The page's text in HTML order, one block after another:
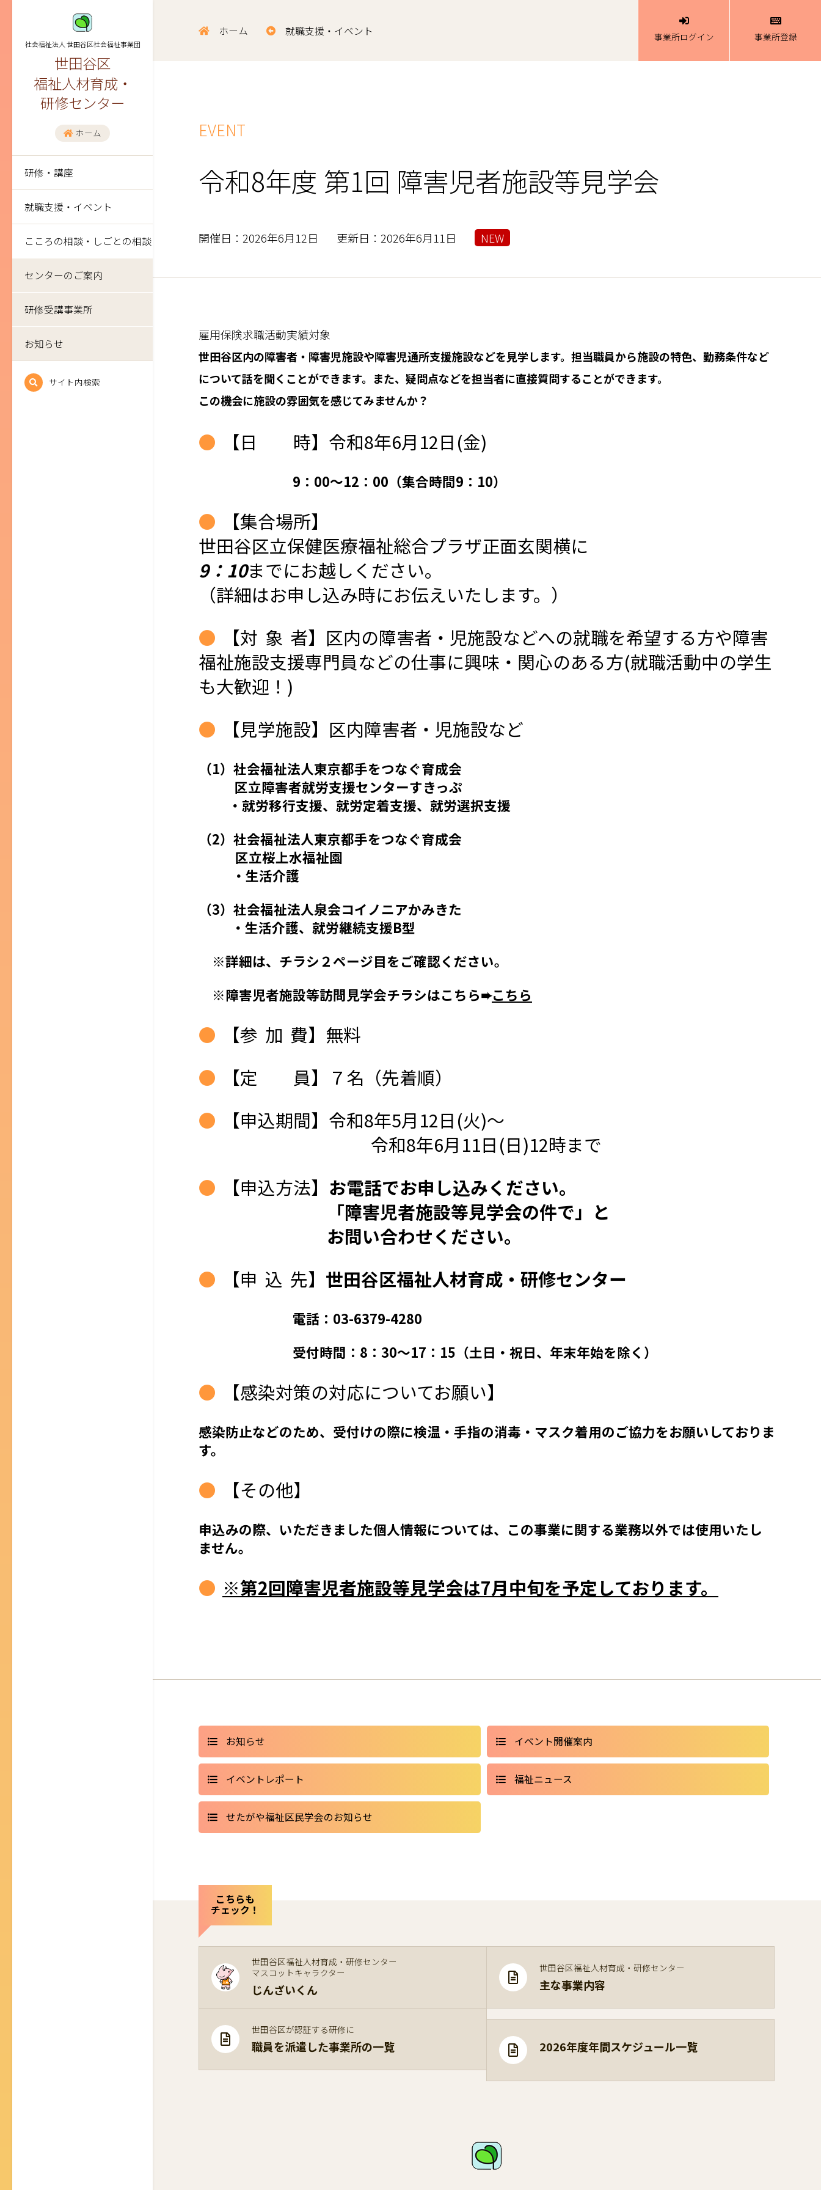
社会福祉法人 世田谷区社会福祉事業団
世田谷区
福祉人材育成・
研修センター
ホーム
研修・講座
就職支援・イベント
こころの相談・しごとの相談
センターのご案内
研修受講事業所
お知らせ
サイト内検索
ホーム 就職支援・イベント 事業所ログイン 事業所登録
EVENT
令和8年度 第1回 障害児者施設等見学会
開催日：2026年6月12日 更新日：2026年6月11日 NEW
雇用保険求職活動実績対象
世田谷区内の障害者・障害児施設や障害児通所支援施設などを見学します。担当職員から施設の特色、勤務条件など
について話を聞くことができます。また、疑問点などを担当者に直接質問することができます。
この機会に施設の雰囲気を感じてみませんか？
【日 時】令和8年6月12日(金)
9：00～12：00（集合時間9：10）
【集合場所】
世田谷区立保健医療福祉総合プラザ正面玄関横に
9：10までにお越しください。
（詳細はお申し込み時にお伝えいたします。）
【対 象 者】区内の障害者・児施設などへの就職を希望する方や障害
福祉施設支援専門員などの仕事に興味・関心のある方(就職活動中の学生
も大歓迎！)
【見学施設】区内障害者・児施設など
（1）社会福祉法人東京都手をつなぐ育成会
区立障害者就労支援センターすきっぷ
・就労移行支援、就労定着支援、就労選択支援
（2）社会福祉法人東京都手をつなぐ育成会
区立桜上水福祉園
・生活介護
（3）社会福祉法人泉会コイノニアかみきた
・生活介護、就労継続支援B型
※詳細は、チラシ２ページ目をご確認ください。
※障害児者施設等訪問見学会チラシはこちら➨こちら
【参 加 費】無料
【定 員】７名（先着順）
【申込期間】令和8年5月12日(火)～
令和8年6月11日(日)12時まで
【申込方法】 お電話でお申し込みください。
「障害児者施設等見学会の件で」と
お問い合わせください。
【申 込 先】 世田谷区福祉人材育成・研修センター
電話：03-6379-4280
受付時間：8：30～17：15（土日・祝日、年末年始を除く）
【感染対策の対応についてお願い】
感染防止などのため、受付けの際に検温・手指の消毒・マスク着用のご協力をお願いしておりま
す。
【その他】
申込みの際、いただきました個人情報については、この事業に関する業務以外では使用いたし
ません。
※第2回障害児者施設等見学会は7月中旬を予定しております。
お知らせ イベント開催案内
イベントレポート 福祉ニュース
せたがや福祉区民学会のお知らせ
こちらも
チェック！
世田谷区福祉人材育成・研修センター
マスコットキャラクター
じんざいくん
世田谷区福祉人材育成・研修センター
主な事業内容
世田谷区が認証する研修に
職員を派遣した事業所の一覧 2026年度年間スケジュール一覧